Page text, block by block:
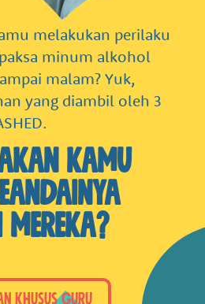
melakukan perilaku
minum alkohol
malam? Yuk,
yang diambil oleh 3
kamu
khusus guru